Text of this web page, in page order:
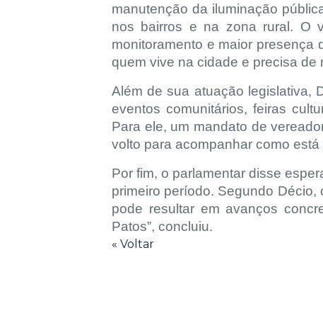
manutenção da iluminação
nos bairros e na zona rural. O
monitoramento e maior presença
quem vive na cidade e precisa de
Além de sua atuação legislativa,
eventos comunitários, feiras
Para ele, um mandato de
volto para acompanhar como
Por fim, o parlamentar disse
primeiro período. Segundo
pode resultar em avanços
Patos”, concluiu.
« Voltar